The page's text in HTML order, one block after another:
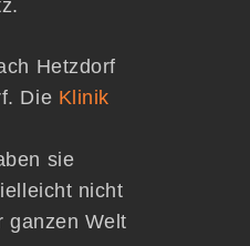
Hetzdorf
Die Klinik
sie
nicht
ganzen Welt